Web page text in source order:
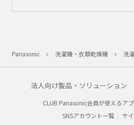
Panasonic 洗濯機・衣類乾燥機 洗
法人向け製品・ソリューション
CLUB Panasonic会員が使えるア
SNSアカウント一覧
サ